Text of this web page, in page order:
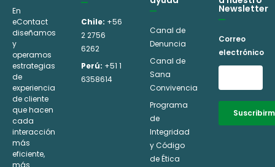
En
eContact
diseñamos
y
operamos
estrategias
de
experiencia
de cliente
que hacen
cada
interacción
más
eficiente,
más
Chile: +56
2 2756
6262
Perú: +51 1
6358614
Canal de
Denuncia
Canal de
Sana
Convivencia
Programa
de
Integridad
y Código
de Ética
Newsletter
Correo
electrónico